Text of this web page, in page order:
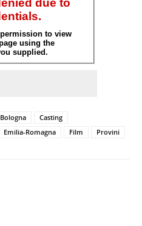
Bologna
Casting
Emilia-Romagna Film Provini